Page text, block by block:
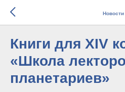
Новости
Книги для XIV
«Школа
планетариев»